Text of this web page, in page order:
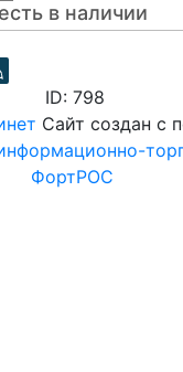
есть в наличии
ID: 798
Сайт создан с
ФортРОС